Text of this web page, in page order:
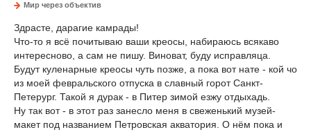
Мир через объектив
Здрасте, дарагие камрады!
Что-то я всё почитываю ваши креосы, набираюсь всякаво
интересново, а сам не пишу. Виноват, буду исправляца.
Будут куленарные креосы чуть позже, а пока вот нате - кой чо
из моей февральского отпуска в славный горот Санкт-
Петерург. Такой я дурак - в Питер зимой езжу отдыхадь.
Ну так вот - в этот раз занесло меня в свеженький музей-
макет под названием Петровская акватория. О нём пока и